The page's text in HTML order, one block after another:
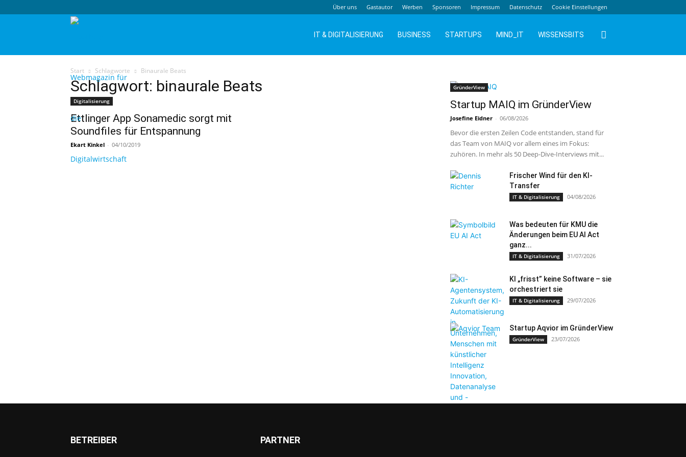
Über uns Gastautor Werben Sponsoren Impressum Datenschutz Cookie Einstellungen
IT & DIGITALISIERUNG BUSINESS STARTUPS MIND_IT WISSENSBITS
Start Schlagworte Binaurale Beats
Schlagwort: binaurale Beats
Digitalisierung
Ettlinger App Sonamedic sorgt mit
Soundfiles für Entspannung
Ekart Kinkel - 04/10/2019
GründerView
Startup MAIQ im GründerView
Josefine Eidner - 06/08/2026
Bevor die ersten Zeilen Code entstanden, stand für
das Team von MAIQ vor allem eines im Fokus:
zuhören. In mehr als 50 Deep-Dive-Interviews mit...
Frischer Wind für den KI-
Transfer
IT & Digitalisierung 04/08/2026
Was bedeuten für KMU die
Änderungen beim EU AI Act
ganz...
IT & Digitalisierung 31/07/2026
KI „frisst” keine Software – sie
orchestriert sie
IT & Digitalisierung 29/07/2026
Startup Aqvior im GründerView
GründerView 23/07/2026
BETREIBER PARTNER